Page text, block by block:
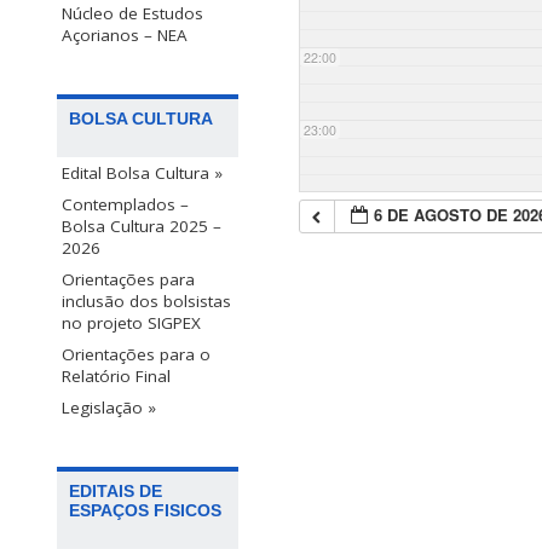
Núcleo de Estudos
Açorianos – NEA
BOLSA CULTURA
Edital Bolsa Cultura »
Contemplados –
Bolsa Cultura 2025 –
2026
Orientações para
inclusão dos bolsistas
no projeto SIGPEX
Orientações para o
Relatório Final
Legislação »
EDITAIS DE
ESPAÇOS FISICOS
22:00
23:00
6 DE AGOSTO DE